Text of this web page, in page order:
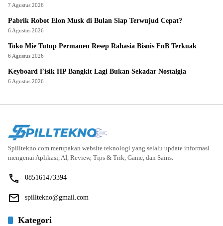
7 Agustus 2026
Pabrik Robot Elon Musk di Bulan Siap Terwujud Cepat?
6 Agustus 2026
Toko Mie Tutup Permanen Resep Rahasia Bisnis FnB Terkuak
6 Agustus 2026
Keyboard Fisik HP Bangkit Lagi Bukan Sekadar Nostalgia
6 Agustus 2026
Spilltekno.com merupakan website teknologi yang selalu update informasi
mengenai Aplikasi, AI, Review, Tips & Trik, Game, dan Sains.
085161473394
spilltekno@gmail.com
Kategori